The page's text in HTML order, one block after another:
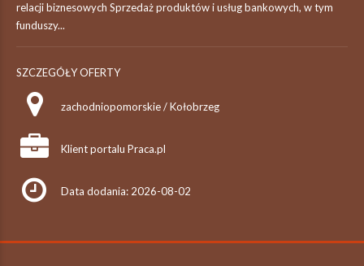
relacji biznesowych Sprzedaż produktów i usług bankowych, w tym
funduszy...
SZCZEGÓŁY OFERTY
zachodniopomorskie / Kołobrzeg
Klient portalu Praca.pl
Data dodania: 2026-08-02